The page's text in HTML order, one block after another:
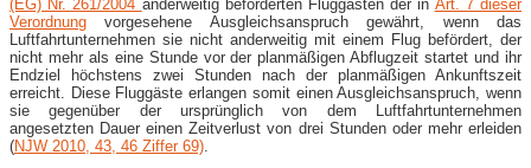
(EG) Nr. 261/2004 anderweitig beförderten Fluggästen der in Art. 7 dieser
Verordnung vorgesehene Ausgleichsanspruch gewährt, wenn das
Luftfahrtunternehmen sie nicht anderweitig mit einem Flug befördert, der
nicht mehr als eine Stunde vor der planmäßigen Abflugzeit startet und ihr
Endziel höchstens zwei Stunden nach der planmäßigen Ankunftszeit
erreicht. Diese Fluggäste erlangen somit einen Ausgleichsanspruch, wenn
sie gegenüber der ursprünglich von dem Luftfahrtunternehmen
angesetzten Dauer einen Zeitverlust von drei Stunden oder mehr erleiden
(NJW 2010, 43, 46 Ziffer 69)